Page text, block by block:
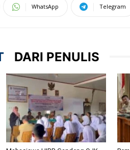
WhatsApp Telegram
DARI PENULIS